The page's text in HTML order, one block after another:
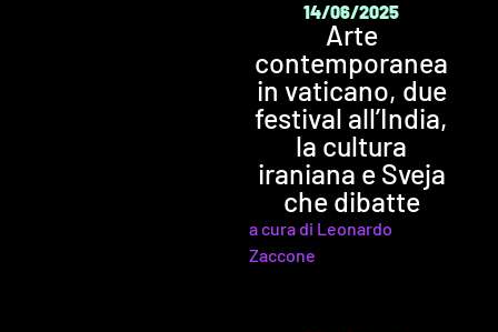
14/06/2025
Arte
contemporanea
in vaticano, due
festival all’India,
la cultura
iraniana e Sveja
che dibatte
a cura di Leonardo
Zaccone